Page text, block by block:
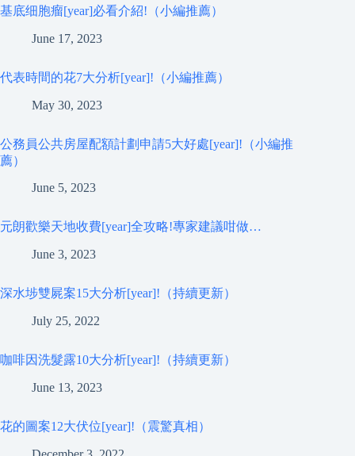
基底细胞瘤[year]必看介紹!（小編推薦）
June 17, 2023
代表時間的花7大分析[year]!（小編推薦）
May 30, 2023
公務員公共房屋配額計劃申請5大好處[year]!（小編推
薦）
June 5, 2023
元朗歡樂天地收費[year]全攻略!專家建議咁做…
June 3, 2023
深水埗雙屍案15大分析[year]!（持續更新）
July 25, 2022
咖啡因洗髮露10大分析[year]!（持續更新）
June 13, 2023
花的圖案12大伏位[year]!（震驚真相）